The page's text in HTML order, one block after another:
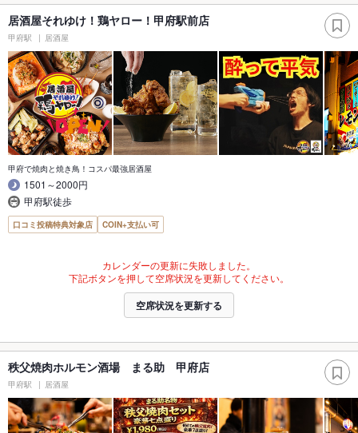
居酒屋それゆけ！鶏ヤロー！甲府駅前店
甲府駅 居酒屋
甲府で焼肉と焼き鳥！コスパ最強居酒屋
1501～2000円
甲府駅徒歩
口コミ投稿特典対象店 COIN+支払い可
カレンダーの更新に失敗しました。
下記ボタンを押して空席状況を更新してください。
空席状況を更新する
秩父焼肉ホルモン酒場 まる助 甲府店
甲府駅 居酒屋